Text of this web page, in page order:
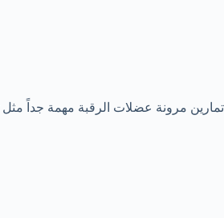
تمارين مرونة عضلات الرقبة مهمة جداً مثل